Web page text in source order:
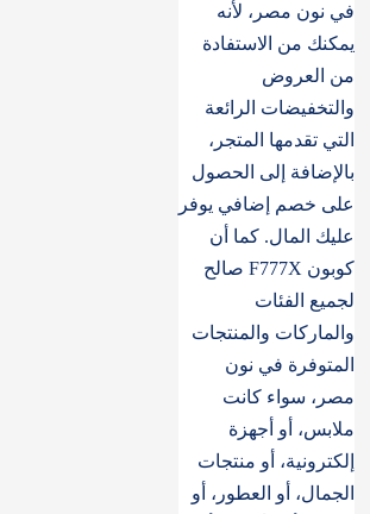
في نون مصر، لأنه
يمكنك من الاستفادة
من العروض
والتخفيضات الرائعة
التي تقدمها المتجر،
بالإضافة إلى الحصول
على خصم إضافي يوفر
عليك المال. كما أن
كوبون F777X صالح
لجميع الفئات
والماركات والمنتجات
المتوفرة في نون
مصر، سواء كانت
ملابس، أو أجهزة
إلكترونية، أو منتجات
الجمال، أو العطور، أو